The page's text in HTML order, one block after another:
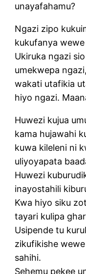
unayafahamu?
Ngazi zipo
kukufanya
Ukiruka ngazi
umekwepa
wakati utafikia
hiyo ngazi.
Huwezi kujua
kama hujawahi
kuwa kileleni ni
uliyoyapata
Huwezi
inayostahili
Kwa hiyo siku
tayari kulipa
Usipende tu
zikufikishe
sahihi.
Sehemu pekee